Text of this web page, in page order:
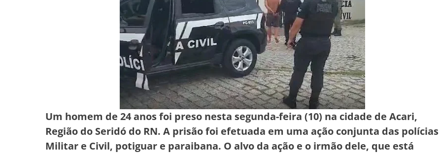
Um homem de 24 anos foi preso nesta segunda-feira (10) na cidade de Acari,
Região do Seridó do RN. A prisão foi efetuada em uma ação conjunta das polícias
Militar e Civil, potiguar e paraibana. O alvo da ação e o irmão dele, que está